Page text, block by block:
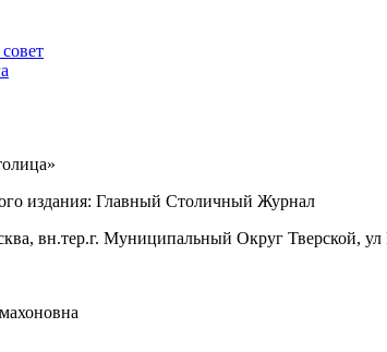
издания: Главный Столичный Журнал
вн.тер.г. Муниципальный Округ Тверской,